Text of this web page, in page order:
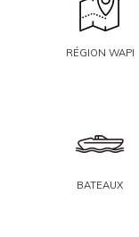
RÉGION WAPI
BATEAUX